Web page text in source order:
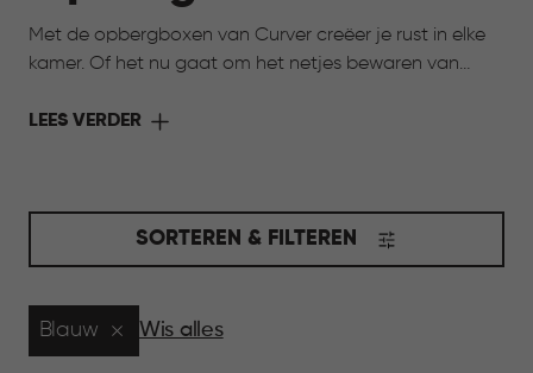
Met de opbergboxen van Curver creëer je rust in elke
kamer. Of het nu gaat om het netjes bewaren van
opbergen van seizoensartikelen, onze opbergboxen
stijlen, zodat je opbergoplossing perfect aansluit bij
jouw interieur én jouw behoeften. Opruimen was nog
nooit zo makkelijk en stijlvol.
LEES VERDER
SORTEREN & FILTEREN
Blauw Wis alles